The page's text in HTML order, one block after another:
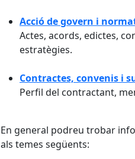
Acció de govern i
Actes, acords, edictes,
estratègies.
Contractes, convenis i
Perfil del contractant,
En general podreu trobar
als temes següents: